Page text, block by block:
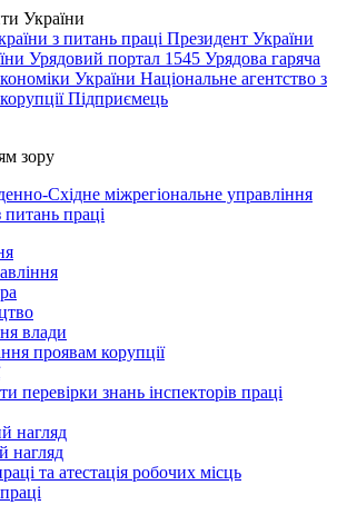
України
з питань праці Президент України
Урядовий портал 1545 Урядова гаряча
України Національне агентство з
Підприємець
зору
Східне міжрегіональне управління
праці
влади
проявам корупції
перевірки знань інспекторів праці
нагляд
нагляд
та атестація робочих місць